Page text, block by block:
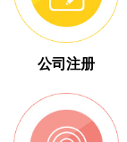
公司注册